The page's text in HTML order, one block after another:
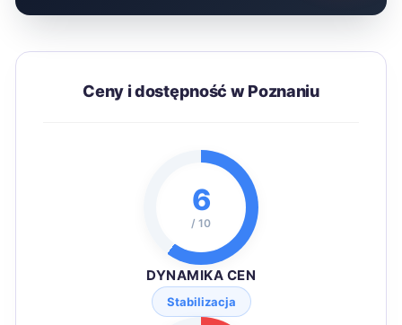
Ceny i dostępność w Poznaniu
6
/ 10
DYNAMIKA CEN
Stabilizacja